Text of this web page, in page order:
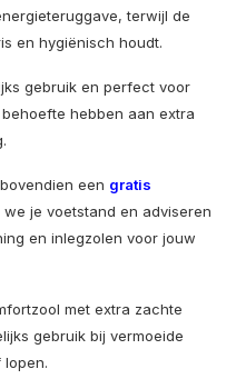
terwijl de
en hygiënisch houdt.
gebruik en perfect voor
hebben aan extra
een gratis
je voetstand en adviseren
en inlegzolen voor jouw
met extra zachte
gebruik bij vermoeide